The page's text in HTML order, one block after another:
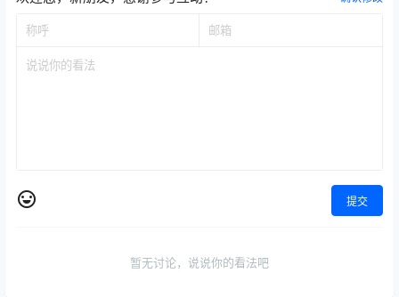
提交
暂无讨论，说说你的看法吧